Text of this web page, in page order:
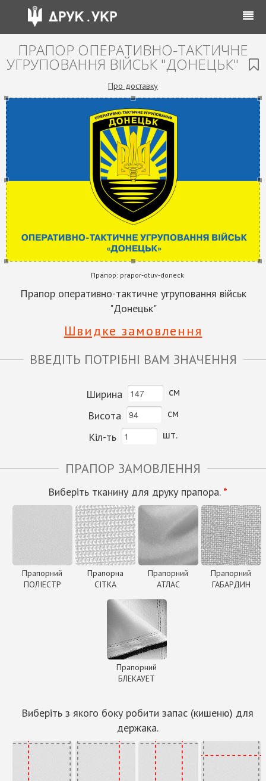
ПРАПОР ОПЕРАТИВНО-ТАКТИЧНЕ
УГРУПОВАННЯ ВІЙСЬК "ДОНЕЦЬК"
Про доставку
Прапор: prapor-otuv-doneck
Прапор оперативно-тактичне угруповання військ
"Донецьк"
Швидке замовлення
ВВЕДІТЬ ПОТРІБНІ ВАМ ЗНАЧЕННЯ
Ширина
см
Висота
см
Кіл-ть
шт.
ПРАПОР ЗАМОВЛЕННЯ
Виберіть тканину для друку прапора. *
Прапорний
ПОЛІЕСТР
Прапорна
СІТКА
Прапорний
АТЛАС
Прапорний
ГАБАРДИН
Прапорний
БЛЕКАУЕТ
Виберіть з якого боку робити запас (кишеню) для
держака.